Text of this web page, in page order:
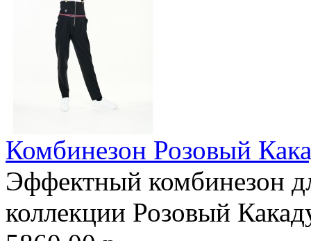
Комбинезон Розовый
Эффектный комбинезон
коллекции Розовый